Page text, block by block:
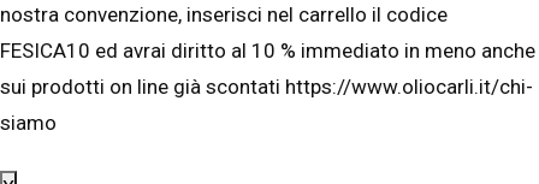
nostra convenzione, inserisci nel carrello il codice
FESICA10 ed avrai diritto al 10 % immediato in meno anche
sui prodotti on line già scontati https://www.oliocarli.it/chi-
siamo